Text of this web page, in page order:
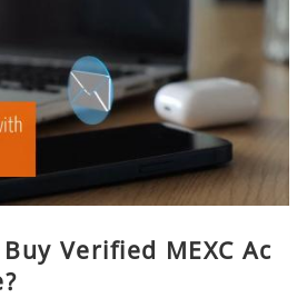
Verified MEXC Ac